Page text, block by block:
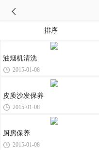
排序
油烟机清洗
2015-01-08
皮质沙发保养
2015-01-08
厨房保养
2015-01-08